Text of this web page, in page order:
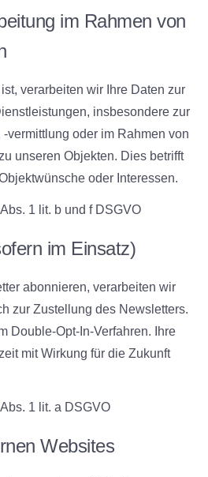
im Rahmen von
verarbeiten wir Ihre Daten zur
insbesondere zur
-vermittlung oder im Rahmen von
unseren Objekten. Dies betrifft
oder Interessen.
1 lit. b und f DSGVO
im Einsatz)
abonnieren, verarbeiten wir
zur Zustellung des Newsletters.
Double-Opt-In-Verfahren. Ihre
mit Wirkung für die Zukunft
1 lit. a DSGVO
Websites